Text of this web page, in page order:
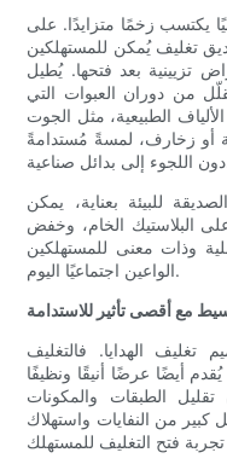
يكتسب زخمًا متزايدًا. على
تغليف يُمكن للمستهلكين
تزيينية بعد فتحها. يُطيل
من دوران العبوات التي
الطبيعية، مثل الجوت
أو زخارف، لمسةً مُستدامةً
للبيئة بعناية، يمكن
على البلاستيك الخام، وخفض
وذات معنى للمستهلكين
الواعين اجتماعيًا اليوم.
مع أقصى تأثير للاستدامة
تغليف الهدايا. فالتغليف
أيضًا عرضًا أنيقًا ونظيفًا
الطبقات والمكونات
كبير من النفايات واستهلاك